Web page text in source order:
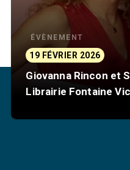
ÉVÈNEMENT
19 FÉVRIER 2026
Giovanna Rincon et
Librairie Fontaine